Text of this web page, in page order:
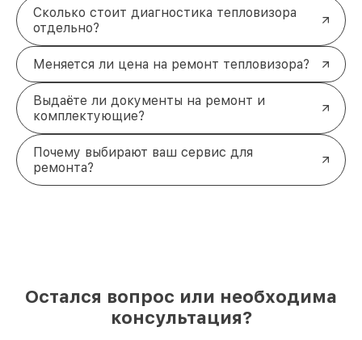
Сколько стоит диагностика тепловизора
отдельно?
Меняется ли цена на ремонт тепловизора?
Выдаёте ли документы на ремонт и
комплектующие?
Почему выбирают ваш сервис для
ремонта?
Остался вопрос или необходима
консультация?